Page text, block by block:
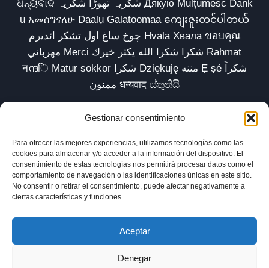
Gestionar consentimiento
Para ofrecer las mejores experiencias, utilizamos tecnologías como las
cookies para almacenar y/o acceder a la información del dispositivo. El
consentimiento de estas tecnologías nos permitirá procesar datos como el
comportamiento de navegación o las identificaciones únicas en este sitio.
No consentir o retirar el consentimiento, puede afectar negativamente a
ciertas características y funciones.
Aceptar
Denegar
ଧନ୍ୟବାଦ شکریہ تھوڑا شکریہ Дякую Mulțumesc Dank
u አመሰግናለሁ Daalụ Galatoomaa ကျေးဇူးတင်ပါတယ်
چوخ ساغ اول تشکر ائدیرم Hvala Хвала ขอบคุณ
مهرباني Merci شكرا شكرا الله يكثر خيرك Rahmat
नന്ദि Matur sokkor شكرا Dziękuję مننه Ẹ ṣé شكراً
ممنون धन्यवाद ස්තුතියි
Inicio Biblioteca Parábolas TV
Comunidad
Esencia
Blog
Política de privacidad
Aviso legal
Política de cookies (UE)